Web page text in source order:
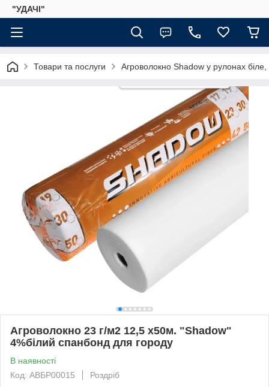
"УДАЧІ"
Товари та послуги Агроволокно Shadow у рулонах
Агроволокно 23 г/м2 12,5 х50м. "Shadow"
4%білий спанбонд для городу
В наявності
Код: АВБР00015
Роздріб